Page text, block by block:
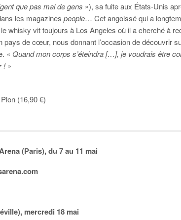
que pas mal de gens »), sa fuite aux États-Unis
les magazines people… Cet angoissé qui a
le whisky vit toujours à Los Angeles où il a cherché à
pays de cœur, nous donnant l’occasion de découvrir
« Quand mon corps s’éteindra […], je voudrais être
!»
(16,90 €)
(Paris), du 7 au 11 mai
mercredi 18 mai